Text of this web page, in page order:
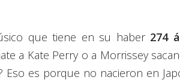
que tiene en su haber 274
a Kate Perry o a Morrissey
Eso es porque no nacieron en